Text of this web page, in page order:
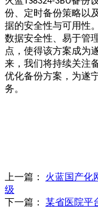
份、定时备份策略以
据的安全性与可用性
数据安全性、易于管
点，使得该方案成为
来，我们将持续关注
优化备份方案，为遂
务。
上一篇：
火蓝国产化
级
下一篇：
某省医院平